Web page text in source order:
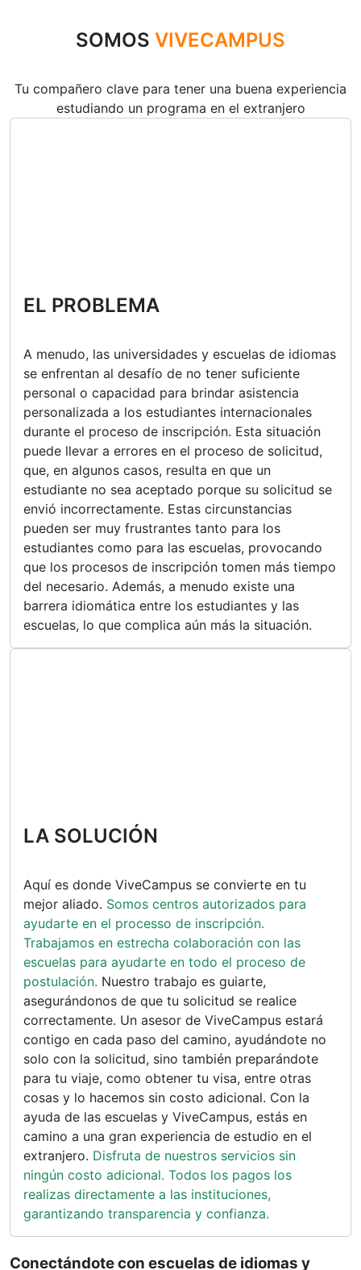
SOMOS VIVECAMPUS
Tu compañero clave para tener una buena experiencia
estudiando un programa en el extranjero
EL PROBLEMA
A menudo, las universidades y escuelas de idiomas
se enfrentan al desafío de no tener suficiente
personal o capacidad para brindar asistencia
personalizada a los estudiantes internacionales
durante el proceso de inscripción. Esta situación
puede llevar a errores en el proceso de solicitud,
que, en algunos casos, resulta en que un
estudiante no sea aceptado porque su solicitud se
envió incorrectamente. Estas circunstancias
pueden ser muy frustrantes tanto para los
estudiantes como para las escuelas, provocando
que los procesos de inscripción tomen más tiempo
del necesario. Además, a menudo existe una
barrera idiomática entre los estudiantes y las
escuelas, lo que complica aún más la situación.
LA SOLUCIÓN
Aquí es donde ViveCampus se convierte en tu
mejor aliado. Somos centros autorizados para
ayudarte en el processo de inscripción.
Trabajamos en estrecha colaboración con las
escuelas para ayudarte en todo el proceso de
postulación. Nuestro trabajo es guiarte,
asegurándonos de que tu solicitud se realice
correctamente. Un asesor de ViveCampus estará
contigo en cada paso del camino, ayudándote no
solo con la solicitud, sino también preparándote
para tu viaje, como obtener tu visa, entre otras
cosas y lo hacemos sin costo adicional. Con la
ayuda de las escuelas y ViveCampus, estás en
camino a una gran experiencia de estudio en el
extranjero. Disfruta de nuestros servicios sin
ningún costo adicional. Todos los pagos los
realizas directamente a las instituciones,
garantizando transparencia y confianza.
Conectándote con escuelas de idiomas y